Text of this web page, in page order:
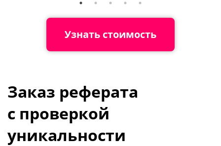
Узнать стоимость
Заказ реферата
с проверкой
уникальности